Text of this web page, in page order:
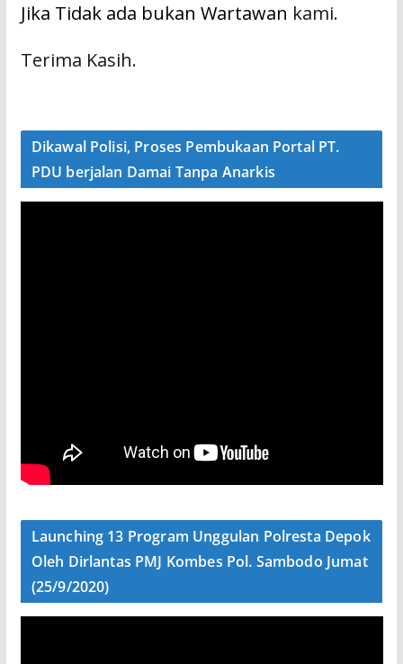
Jika Tidak ada bukan Wartawan kami.
Terima Kasih.
Dikawal Polisi, Proses Pembukaan Portal PT.
PDU berjalan Damai Tanpa Anarkis
Launching 13 Program Unggulan Polresta Depok
Oleh Dirlantas PMJ Kombes Pol. Sambodo Jumat
(25/9/2020)